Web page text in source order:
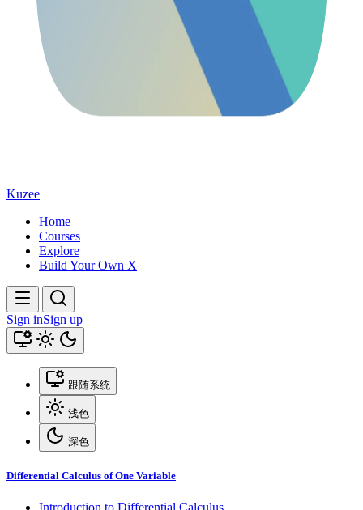
Kuzee
Home
Courses
Explore
Build Your Own X
Sign inSign up
跟随系统
浅色
深色
Differential Calculus of One Variable